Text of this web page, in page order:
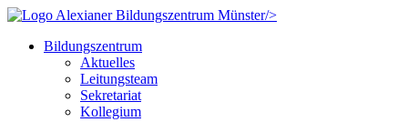
/>
Bildungszentrum
Aktuelles
Leitungsteam
Sekretariat
Kollegium